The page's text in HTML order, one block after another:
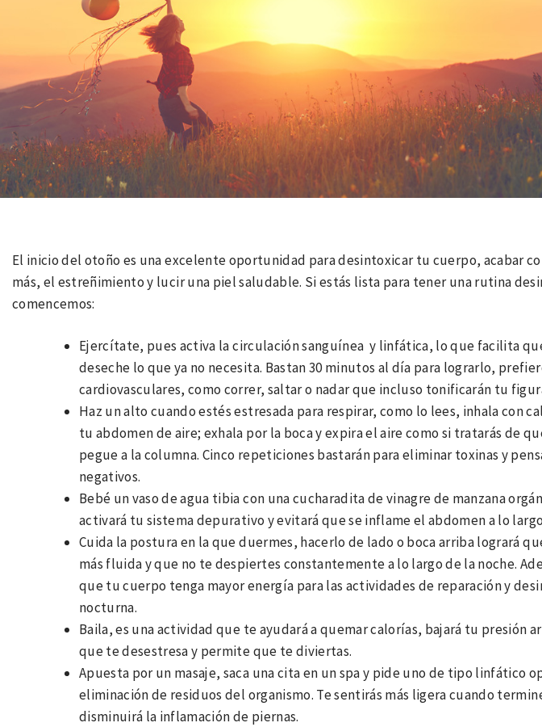
El inicio del otoño es una excelente oportunidad para desintoxicar tu cuerpo, acabar
más, el estreñimiento y lucir una piel saludable. Si estás lista para tener una rutina
comencemos:
Ejercítate, pues activa la circulación sanguínea y linfática, lo que facilita
deseche lo que ya no necesita. Bastan 30 minutos al día para lograrlo,
cardiovasculares, como correr, saltar o nadar que incluso tonificarán tu
Haz un alto cuando estés estresada para respirar, como lo lees, inhala con
tu abdomen de aire; exhala por la boca y expira el aire como si tratarás de
pegue a la columna. Cinco repeticiones bastarán para eliminar toxinas y
negativos.
Bebé un vaso de agua tibia con una cucharadita de vinagre de manzana
activará tu sistema depurativo y evitará que se inflame el abdomen a lo
Cuida la postura en la que duermes, hacerlo de lado o boca arriba logrará
más fluida y que no te despiertes constantemente a lo largo de la noche.
que tu cuerpo tenga mayor energía para las actividades de reparación y
nocturna.
Baila, es una actividad que te ayudará a quemar calorías, bajará tu presión
que te desestresa y permite que te diviertas.
Apuesta por un masaje, saca una cita en un spa y pide uno de tipo linfático
eliminación de residuos del organismo. Te sentirás más ligera cuando
disminuirá la inflamación de piernas.